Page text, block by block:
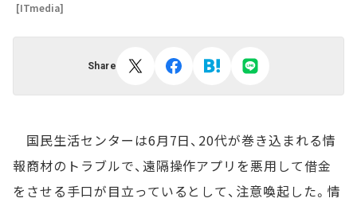
[ITmedia]
Share
国民生活センターは6月7日、20代が巻き込まれる情
報商材のトラブルで、遠隔操作アプリを悪用して借金
をさせる手口が目立っているとして、注意喚起した。情